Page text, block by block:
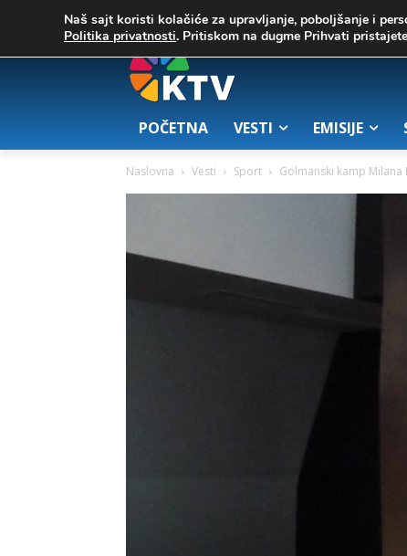
32.1 Zrenjanin 02. август 2026.
POČETNA VESTI EMISIJE
Naslovna Vesti Sport Golmanski kamp
Naš sajt koristi kolačiće za upravljanje, poboljšanje i
Politika privatnosti. Pritiskom na dugme Prihvati